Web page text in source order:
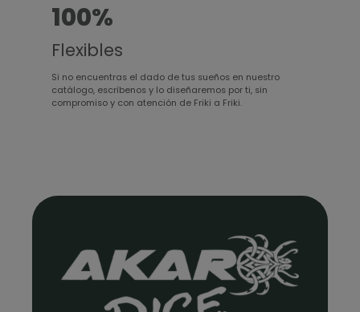
100%
Flexibles
Si no encuentras el dado de tus sueños en nuestro
catálogo, escríbenos y lo diseñaremos por ti, sin
compromiso y con atención de Friki a Friki.